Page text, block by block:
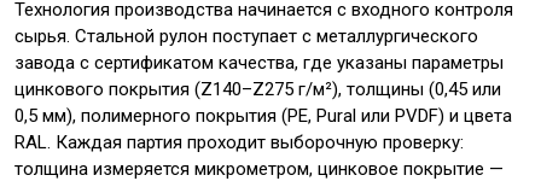
Технология производства начинается с входного контроля
сырья. Стальной рулон поступает с металлургического
завода с сертификатом качества, где указаны параметры
цинкового покрытия (Z140–Z275 г/м²), толщины (0,45 или
0,5 мм), полимерного покрытия (PE, Pural или PVDF) и цвета
RAL. Каждая партия проходит выборочную проверку:
толщина измеряется микрометром, цинковое покрытие —